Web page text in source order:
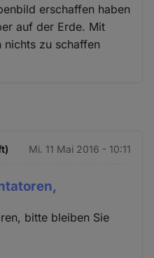
erschaffen haben
auf der Erde. Mit
nichts zu schaffen
Mi. 11 Mai 2016 - 10:11
bitte bleiben Sie